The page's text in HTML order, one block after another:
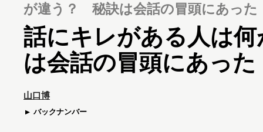
が違う？ 秘訣は会話の冒頭にあった
話にキレがある人は
は会話の冒頭にあった
山口博
バックナンバー